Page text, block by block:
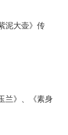
泥大壶》传
兰》、《素身